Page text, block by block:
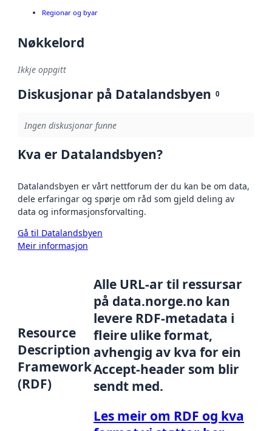
Regionar og byar
Nøkkelord
Ikkje oppgitt
Diskusjonar på Datalandsbyen 0
Ingen diskusjonar funne
Kva er Datalandsbyen?
Datalandsbyen er vårt nettforum der du kan be om data,
dele erfaringar og spørje om råd som gjeld deling av
data og informasjonsforvalting.
Gå til Datalandsbyen
Meir informasjon
Resource
Description
Framework
(RDF)
Alle URL-ar til ressursar
på data.norge.no kan
levere RDF-metadata i
fleire ulike format,
avhengig av kva for ein
Accept-header som blir
sendt med.
Les meir om RDF og kva